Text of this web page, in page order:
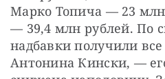
Марко Топича — 23
— 39,4 млн рублей. По
надбавки получили
Антонина Кински, —